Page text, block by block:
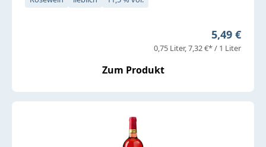
Regulärer
5,49 €
0,75 Liter 7,32 €* / 1 Liter
Zum Produkt